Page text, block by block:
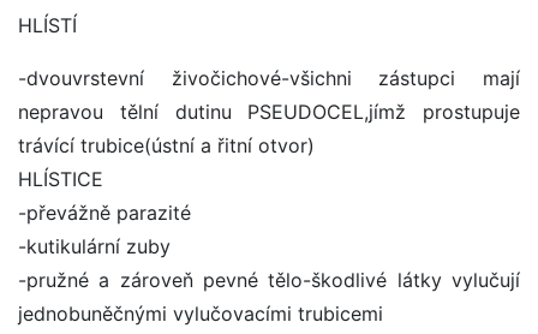
HLÍSTÍ
-dvouvrstevní živočichové-všichni zástupci mají
nepravou tělní dutinu PSEUDOCEL,jímž prostupuje
trávící trubice(ústní a řitní otvor)
HLÍSTICE
-převážně parazité
-kutikulární zuby
-pružné a zároveň pevné tělo-škodlivé látky vylučují
jednobuněčnými vylučovacími trubicemi